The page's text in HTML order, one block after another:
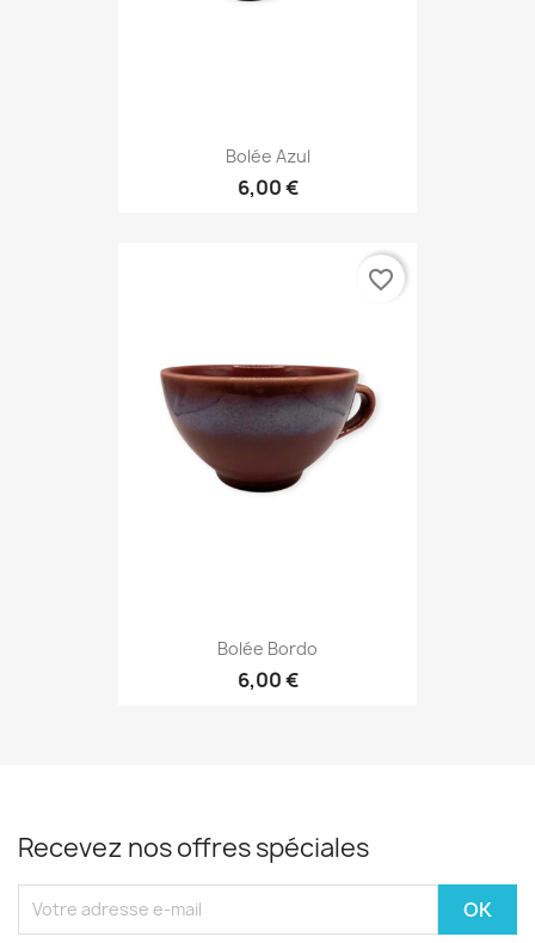
Bolée Azul
6,00 €
Bolée Bordo
6,00 €
favorite_border
Recevez nos offres spéciales